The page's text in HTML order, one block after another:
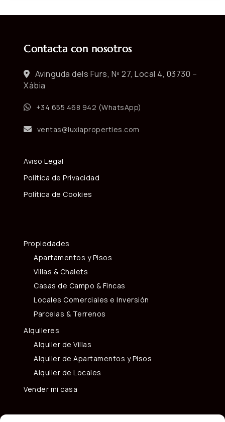
Contacta con nosotros
Avinguda dels Furs, Nº 27, Local 4, 03730 –
Xàbia
+34 655 468 942 (WhatsApp)
ventas@luxiaproperties.com
Aviso Legal
Política de Privacidad
Política de Cookies
Propiedades
Apartamentos y Pisos
Villas & Chalets
Casas de Campo & Fincas
Locales Comerciales e Inversión
Parcelas & Terrenos
Alquileres
Alquiler de Villas
Alquiler de Apartamentos y Pisos
Alquiler de Locales
Vender mi casa